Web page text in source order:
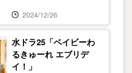
2024/12/26
水ドラ25「ベイビーわ
るきゅーれ エブリデ
イ！」